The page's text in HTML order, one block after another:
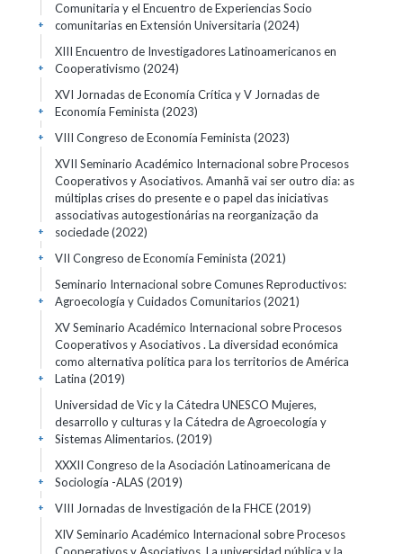
Comunitaria y el Encuentro de Experiencias Socio
comunitarias en Extensión Universitaria (2024)
+
XIII Encuentro de Investigadores Latinoamericanos en
Cooperativismo (2024)
+
XVI Jornadas de Economía Crítica y V Jornadas de
Economía Feminista (2023)
+
VIII Congreso de Economía Feminista (2023)
+
XVII Seminario Académico Internacional sobre Procesos
Cooperativos y Asociativos. Amanhã vai ser outro dia: as
múltiplas crises do presente e o papel das iniciativas
associativas autogestionárias na reorganização da
sociedade(2022)
+
VII Congreso de Economía Feminista (2021)
+
Seminario Internacional sobre Comunes Reproductivos:
Agroecología y Cuidados Comunitarios(2021)
+
XV Seminario Académico Internacional sobre Procesos
Cooperativos y Asociativos . La diversidad económica
como alternativa política para los territorios de América
Latina (2019)
+
Universidad de Vic y la Cátedra UNESCO Mujeres,
desarrollo y culturas y la Cátedra de Agroecología y
Sistemas Alimentarios. (2019)
+
XXXII Congreso de la Asociación Latinoamericana de
Sociología -ALAS (2019)
+
VIII Jornadas de Investigación de la FHCE(2019)
+
XIV Seminario Académico Internacional sobre Procesos